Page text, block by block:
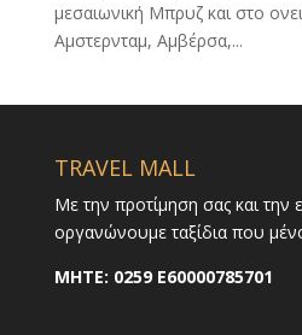
μεσαιωνική Μπρυζ και στο
Αμστερνταμ, Αμβέρσα,...
TRAVEL MALL
Με την προτίμηση σας και την
οργανώνουμε ταξίδια που
ΜΗΤΕ: 0259 E60000785701